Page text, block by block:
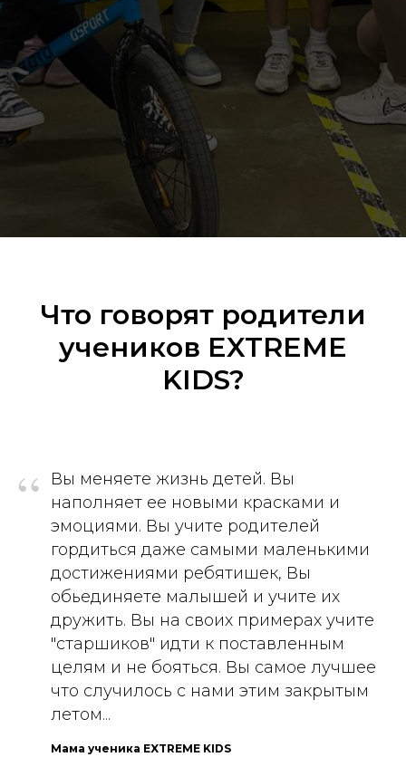
Что говорят родители
учеников EXTREME
KIDS?
“
Вы меняете жизнь детей. Вы
наполняет ее новыми красками и
эмоциями. Вы учите родителей
гордиться даже самыми маленькими
достижениями ребятишек, Вы
обьединяете малышей и учите их
дружить. Вы на своих примерах учите
"старшиков" идти к поставленным
целям и не бояться. Вы самое лучшее
что случилось с нами этим закрытым
летом...
Мама ученика EXTREME KIDS